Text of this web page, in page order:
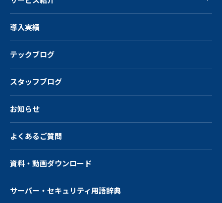
導入実績
テックブログ
スタッフブログ
お知らせ
よくあるご質問
資料・動画ダウンロード
サーバー・ セキュリティ用語辞典